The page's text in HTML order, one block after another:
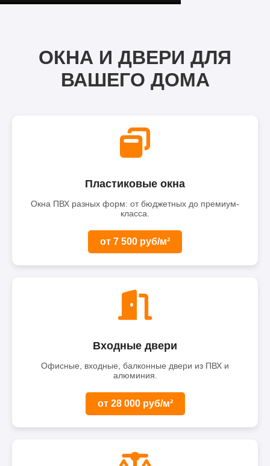
ОКНА И ДВЕРИ ДЛЯ
ВАШЕГО ДОМА
Пластиковые окна
Окна ПВХ разных форм: от бюджетных до премиум-
класса.
от 7 500 руб/м²
Входные двери
Офисные, входные, балконные двери из ПВХ и
алюминия.
от 28 000 руб/м²